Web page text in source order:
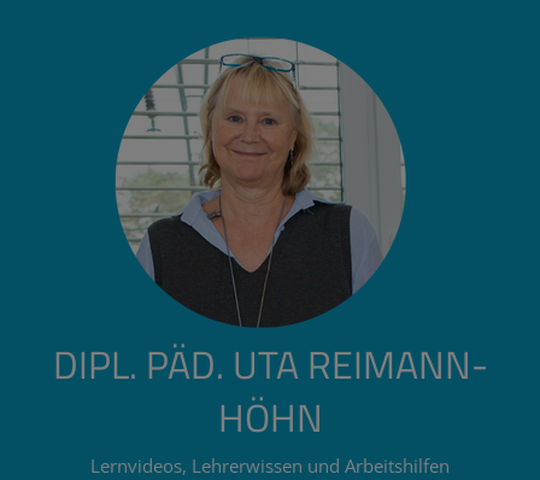
DIPL. PÄD. UTA REIMANN-
HÖHN
Lernvideos, Lehrerwissen und Arbeitshilfen